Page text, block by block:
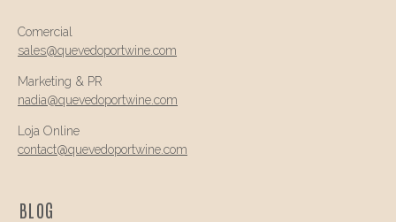
Comercial
sales@quevedoportwine.com
Marketing & PR
nadia@quevedoportwine.com
Loja Online
contact@quevedoportwine.com
BLOG